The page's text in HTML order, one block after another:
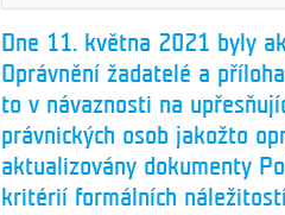
Dne 11. května 2021 byly
Oprávnění žadatelé a
to v návaznosti na
právnických osob jakožto
aktualizovány dokumenty
kritérií formálních